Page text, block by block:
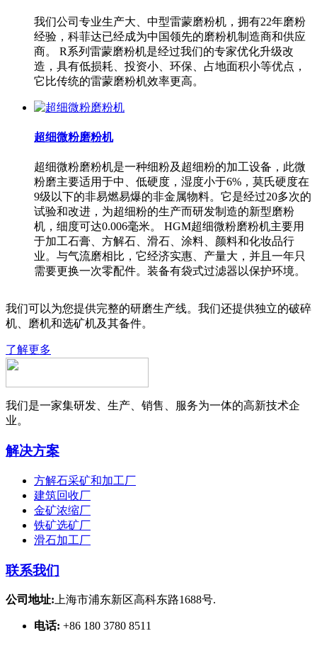
我们公司专业生产大、中型雷蒙磨粉机，拥有22年磨粉
经验，科菲达已经成为中国领先的磨粉机制造商和供应
商。 R系列雷蒙磨粉机是经过我们的专家优化升级改
造，具有低损耗、投资小、环保、占地面积小等优点，
它比传统的雷蒙磨粉机效率更高。
超细微粉磨粉机
超细微粉磨粉机是一种细粉及超细粉的加工设备，此微
粉磨主要适用于中、低硬度，湿度小于6%，莫氏硬度在
9级以下的非易燃易爆的非金属物料。它是经过20多次的
试验和改进，为超细粉的生产而研发制造的新型磨粉
机，细度可达0.006毫米。 HGM超细微粉磨粉机主要用
于加工石膏、方解石、滑石、涂料、颜料和化妆品行
业。与气流磨相比，它经济实惠、产量大，并且一年只
需要更换一次零配件。装备有袋式过滤器以保护环境。
我们可以为您提供完整的研磨生产线。我们还提供独立的破碎
机、磨机和选矿机及其备件。
了解更多
我们是一家集研发、生产、销售、服务为一体的高新技术企
业。
解决方案
方解石采矿和加工厂
建筑回收厂
金矿浓缩厂
铁矿选矿厂
滑石加工厂
联系我们
公司地址: 上海市浦东新区高科东路1688号.
电话: +86 180 3780 8511